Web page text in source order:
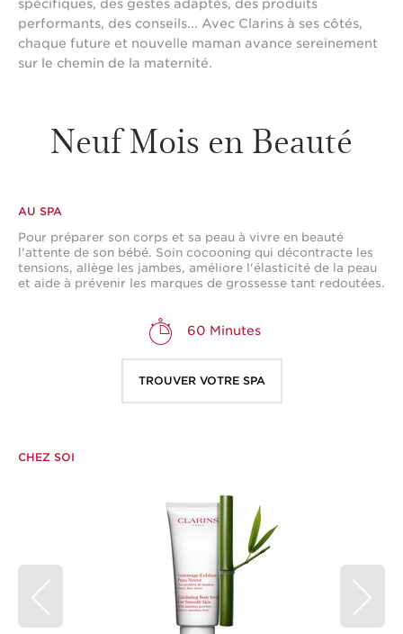
spécifiques, des gestes adaptés, des produits
performants, des conseils... Avec Clarins à ses côtés,
chaque future et nouvelle maman avance sereinement
sur le chemin de la maternité.
Neuf Mois en Beauté
AU SPA
Pour préparer son corps et sa peau à vivre en beauté
l'attente de son bébé. Soin cocooning qui décontracte les
tensions, allège les jambes, améliore l'élasticité de la peau
et aide à prévenir les marques de grossesse tant redoutées.
60 Minutes
TROUVER VOTRE SPA
CHEZ SOI